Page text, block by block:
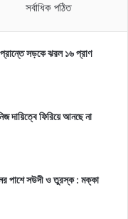
সর্বাধিক পঠিত
সড়কে ঝরল ১৬ প্রাণ
দায়িত্বে ফিরিয়ে আনছে না
পাশে সউদী ও তুরস্ক : মক্কা